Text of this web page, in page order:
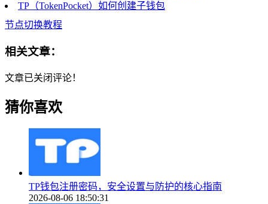
TP（TokenPocket）如何创建子钱包
节点切换教程
相关文章：
文章已关闭评论！
猜你喜欢
TP钱包注册密码，安全设置与防护的核心指南
2026-08-06 18:50:31